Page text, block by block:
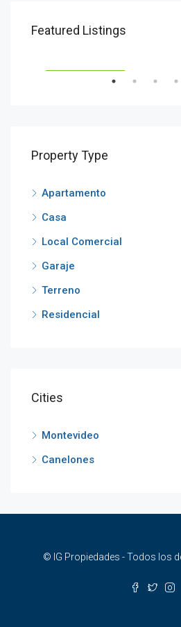
Featured Listings
DesdeU$S101.308
AVENIDA ITALIA ESQ. CANDELARIA
Property Type
Apartamento
Casa
Local Comercial
Garaje
Terreno
Residencial
Cities
Montevideo
Canelones
© IG Propiedades - Todos los